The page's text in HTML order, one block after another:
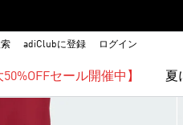
adiClubに登録 ログイン
セール開催中】 夏